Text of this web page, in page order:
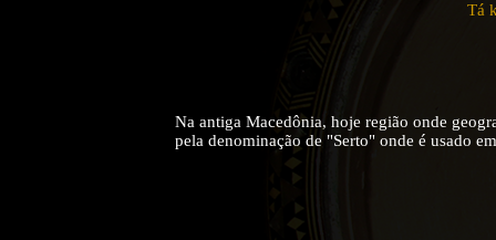
Tá
Na antiga Macedônia, hoje região onde
pela denominação de "Serto" onde é usado